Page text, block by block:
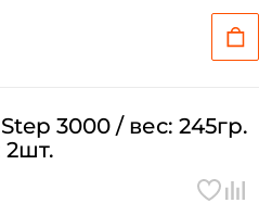
3000 / вес: 245гр.